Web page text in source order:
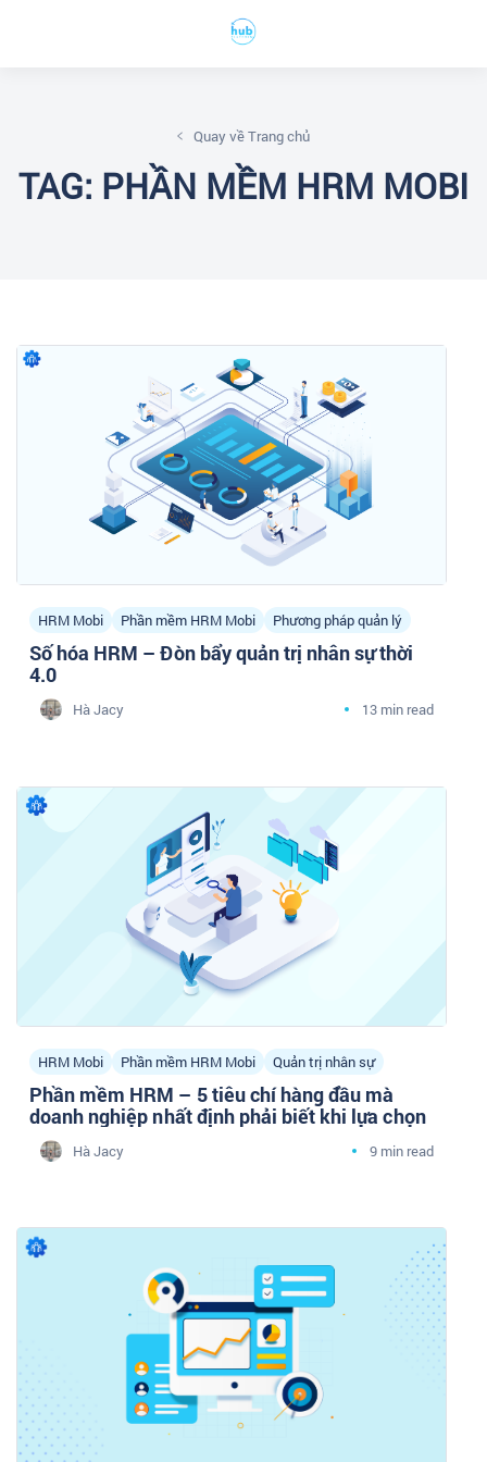
Quay về Trang chủ
TAG: PHẦN MỀM HRM MOBI
HRM Mobi Phần mềm HRM Mobi Phương pháp quản lý
Số hóa HRM – Đòn bẩy quản trị nhân sự thời
4.0
Hà Jacy 13 min read
HRM Mobi Phần mềm HRM Mobi Quản trị nhân sự
Phần mềm HRM – 5 tiêu chí hàng đầu mà
doanh nghiệp nhất định phải biết khi lựa chọn
Hà Jacy 9 min read